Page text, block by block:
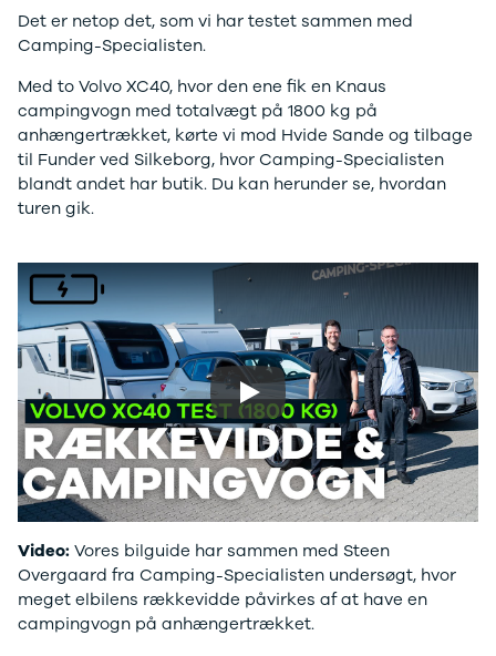
Ford
F-150
Modeller
Anmeldelser
Alle nye biler
Guide til
elbiler
Guide til
hybridbiler
Oversigt
Clever
ladeløsning
Ladekabler
til elbilen
Ladeløsning
til plug-in
hybrid
Ladeguide til
elbil
Webshop
2-serie
218i
220i
225xe
3-serie
320i
320d
X3
iX3
i3
i3s
4-serie
420d
420i
430i
Z4
5-serie
520d
530d
530e
X5
iX
Det er netop det, som vi har testet sammen med
Camping-Specialisten.
Med to Volvo XC40, hvor den ene fik en Knaus
campingvogn med totalvægt på 1800 kg på
anhængertrækket, kørte vi mod Hvide Sande og tilbage
til Funder ved Silkeborg, hvor Camping-Specialisten
blandt andet har butik. Du kan herunder se, hvordan
turen gik.
Play
Video: Vores bilguide har sammen med Steen
Overgaard fra Camping-Specialisten undersøgt, hvor
meget elbilens rækkevidde påvirkes af at have en
campingvogn på anhængertrækket.